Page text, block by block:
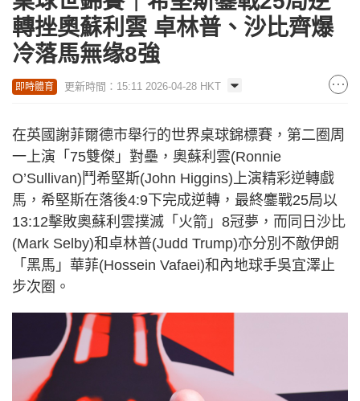
轉挫奧蘇利雲 卓林普、沙比齊爆
冷落馬無缘8強
即時體育 更新時間：15:11 2026-04-28 HKT
在英國謝菲爾德市舉行的世界桌球錦標賽，第二圈周
一上演「75雙傑」對壘，奧蘇利雲(Ronnie
O’Sullivan)鬥希堅斯(John Higgins)上演精彩逆轉戲
馬，希堅斯在落後4:9下完成逆轉，最終鏖戰25局以
13:12擊敗奧蘇利雲撲滅「火箭」8冠夢，而同日沙比
(Mark Selby)和卓林普(Judd Trump)亦分別不敵伊朗
「黑馬」華菲(Hossein Vafaei)和內地球手吳宜澤止
步次圈。